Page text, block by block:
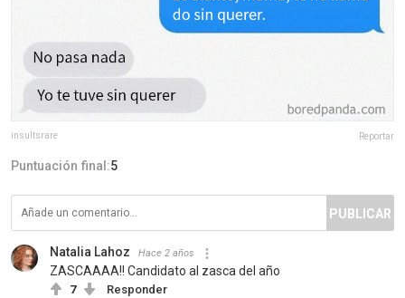
insultsrare Reportar
Puntuación final:5
PUBLICAR
Natalia Lahoz Hace 2 años
ZASCAAAA!! Candidato al zasca del año
7 Responder